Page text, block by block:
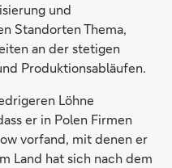
und
Standorten Thema,
an der stetigen
Produktionsabläufen.
Löhne
er in Polen Firmen
vorfand, mit denen er
Land hat sich nach dem